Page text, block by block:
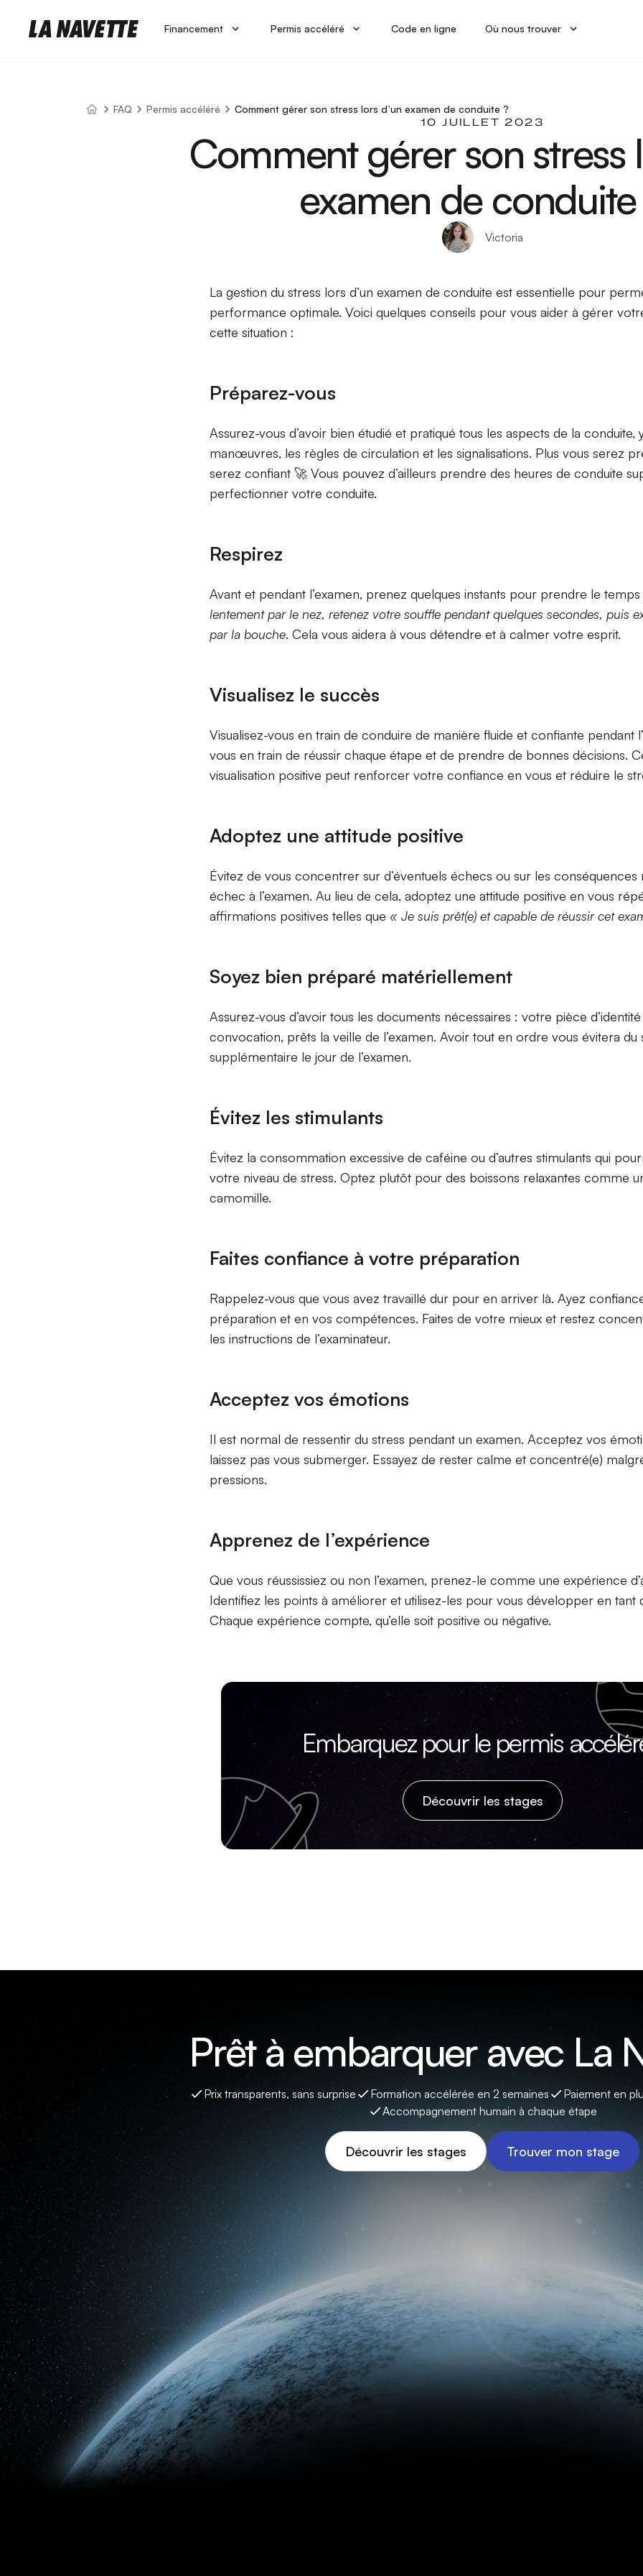
Financement Permis accéléré Code en ligne Où nous trouver
FAQ Permis accéléré
Comment gérer son stress lors d’un examen de conduite ?
10 JUILLET 2023
Comment gérer son stress
examen de
Victoria
La gestion du stress lors d’un examen de conduite est essentielle pour
performance optimale. Voici quelques conseils pour vous aider à gérer
cette situation :
Préparez-vous
Assurez-vous d’avoir bien étudié et pratiqué tous les aspects de la conduite,
manœuvres, les règles de circulation et les signalisations. Plus vous serez
serez confiant 🚀 Vous pouvez d’ailleurs prendre des heures de conduite
perfectionner votre conduite.
Respirez
Avant et pendant l’examen, prenez quelques instants pour prendre le
lentement par le nez, retenez votre souffle pendant quelques secondes, puis
par la bouche. Cela vous aidera à vous détendre et à calmer votre esprit.
Visualisez le succès
Visualisez-vous en train de conduire de manière fluide et confiante pendant
vous en train de réussir chaque étape et de prendre de bonnes décisions.
visualisation positive peut renforcer votre confiance en vous et réduire le
Adoptez une attitude positive
Évitez de vous concentrer sur d’éventuels échecs ou sur les conséquences
échec à l’examen. Au lieu de cela, adoptez une attitude positive en vous
affirmations positives telles que « Je suis prêt(e) et capable de réussir cet
Soyez bien préparé matériellement
Assurez-vous d’avoir tous les documents nécessaires : votre pièce
convocation, prêts la veille de l’examen. Avoir tout en ordre vous évitera du
supplémentaire le jour de l’examen.
Évitez les stimulants
Évitez la consommation excessive de caféine ou d’autres stimulants qui
votre niveau de stress. Optez plutôt pour des boissons relaxantes comme
camomille.
Faites confiance à votre préparation
Rappelez-vous que vous avez travaillé dur pour en arriver là. Ayez
préparation et en vos compétences. Faites de votre mieux et restez
les instructions de l’examinateur.
Acceptez vos émotions
Il est normal de ressentir du stress pendant un examen. Acceptez vos
laissez pas vous submerger. Essayez de rester calme et concentré(e)
pressions.
Apprenez de l’expérience
Que vous réussissiez ou non l’examen, prenez-le comme une expérience
Identifiez les points à améliorer et utilisez-les pour vous développer en tant
Chaque expérience compte, qu’elle soit positive ou négative.
Embarquez pour le permis
Découvrir les stages
Prêt à embarquer avec La
Prix transparents, sans surprise Formation accélérée en 2 semaines
Paiement en
Accompagnement humain à chaque étape
Découvrir les stages Trouver mon stage